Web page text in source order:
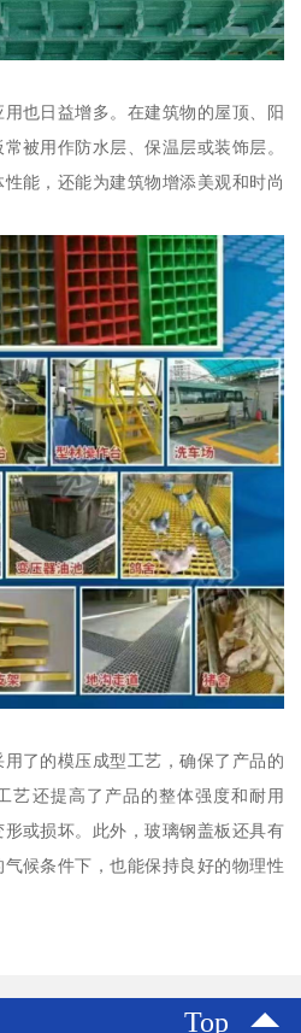
也日益增多。在建筑物的屋顶、阳
被用作防水层、保温层或装饰层。
能，还能为建筑物增添美观和时尚
了的模压成型工艺，确保了产品的
艺还提高了产品的整体强度和耐用
或损坏。此外，玻璃钢盖板还具有
候条件下，也能保持良好的物理性
Top